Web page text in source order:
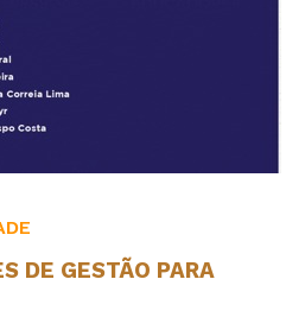
DE GESTÃO PARA